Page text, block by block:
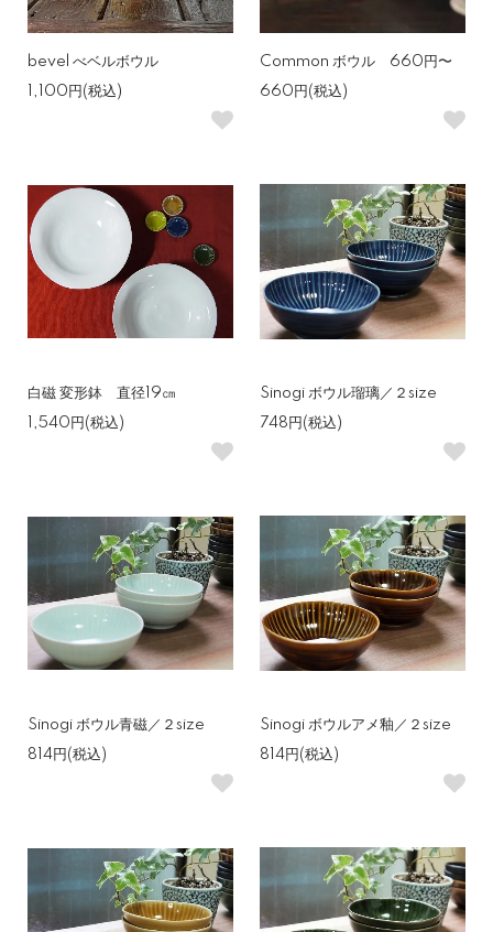
bevel べベルボウル
1,100円(税込)
Common ボウル 660円〜
660円(税込)
白磁 変形鉢 直径19㎝
1,540円(税込)
Sinogi ボウル瑠璃／２size
748円(税込)
Sinogi ボウル青磁／２size
814円(税込)
Sinogi ボウルアメ釉／２size
814円(税込)